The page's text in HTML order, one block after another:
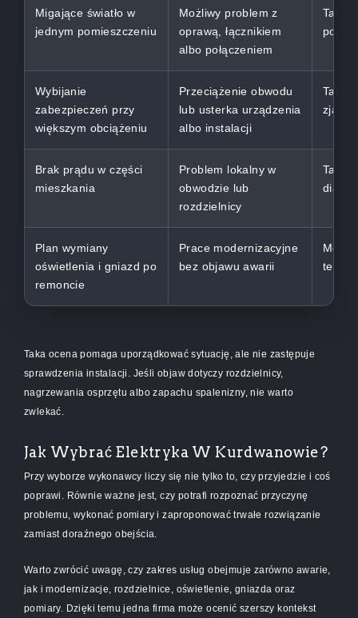
Migające światło w
jednym pomieszczeniu
Możliwy problem z
oprawą, łącznikiem
albo połączeniem
Tak,
Wybijanie
zabezpieczeń przy
większym obciążeniu
Przeciążenie obwodu
lub usterka urządzenia
albo instalacji
Tak,
Brak prądu w części
mieszkania
Problem lokalny w
obwodzie lub
rozdzielnicy
Tak,
Plan wymiany
oświetlenia i gniazd po
remoncie
Prace modernizacyjne
bez objawu awarii
termin
Taka ocena pomaga uporządkować sytuację, ale nie zastępuje
sprawdzenia instalacji. Jeśli objaw dotyczy rozdzielnicy,
nagrzewania osprzętu albo zapachu spalenizny, nie warto
zwlekać.
Jak Wybrać Elektryka W Kurdwanowie?
Przy wyborze wykonawcy liczy się nie tylko to, czy przyjedzie i coś
poprawi. Równie ważne jest, czy potrafi rozpoznać przyczynę
problemu, wykonać pomiary i zaproponować trwałe rozwiązanie
zamiast doraźnego obejścia.
Warto zwrócić uwagę, czy zakres usług obejmuje zarówno awarie,
jak i modernizacje, rozdzielnice, oświetlenie, gniazda oraz
pomiary. Dzięki temu jedna firma może ocenić szerszy kontekst